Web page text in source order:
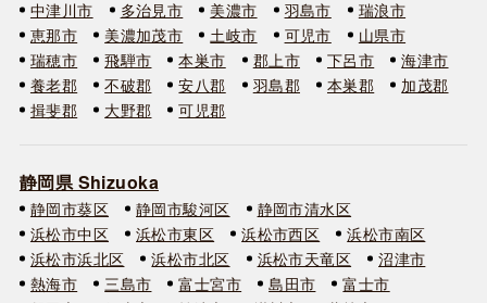
中津川市
多治見市 美濃市 羽島市
瑞浪市
恵那市
美濃加茂市 土岐市 可児市
山県市
瑞穂市
飛騨市 本巣市 郡上市 下呂市
海津市
養老郡
不破郡 安八郡 羽島郡 本巣郡
加茂郡
揖斐郡
大野郡 可児郡
静岡県 Shizuoka
静岡市葵区 静岡市駿河区
静岡市清水区
浜松市中区
浜松市東区 浜松市西区
浜松市南区
浜松市浜北区
浜松市北区 浜松市天竜区
沼津市
熱海市
三島市 富士宮市 島田市
富士市